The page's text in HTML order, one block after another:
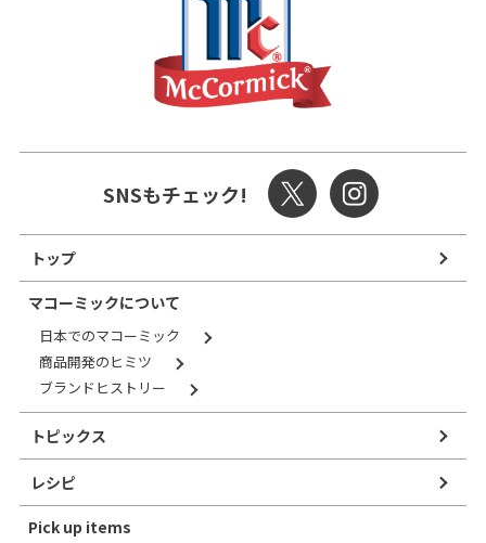
SNSもチェック!
トップ
マコーミックについて
日本でのマコーミック
商品開発のヒミツ
ブランドヒストリー
トピックス
レシピ
Pick up items